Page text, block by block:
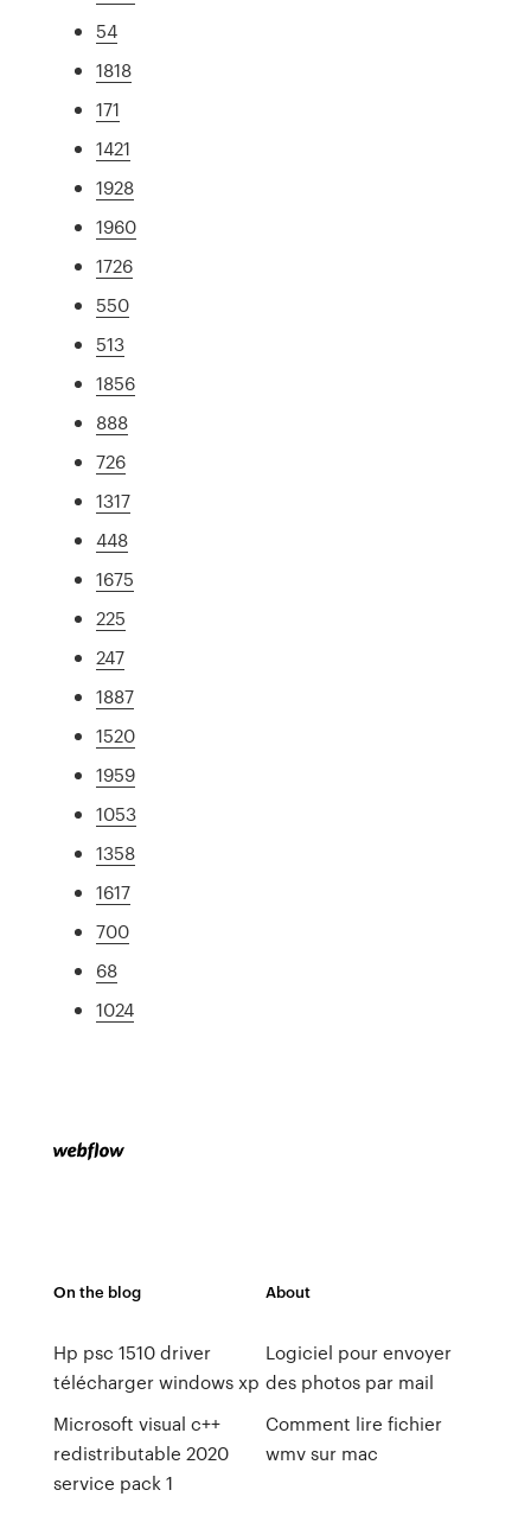
54
1818
171
1421
1928
1960
1726
550
513
1856
888
726
1317
448
1675
225
247
1887
1520
1959
1053
1358
1617
700
68
1024
On the blog
Hp psc 1510 driver
télécharger windows xp
Microsoft visual c++
redistributable 2020
service pack 1
About
Logiciel pour envoyer
des photos par mail
Comment lire fichier
wmv sur mac